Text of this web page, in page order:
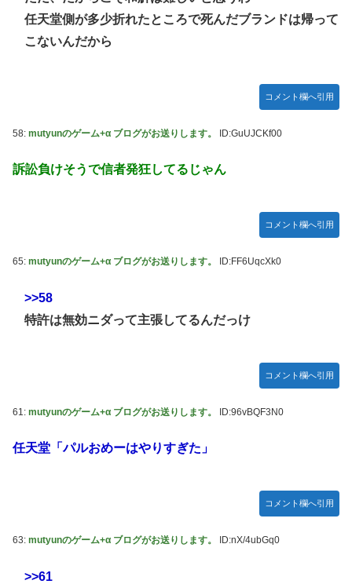
任天堂側が多少折れたところで死んだブランドは帰って
こないんだから
コメント欄へ引用
58: mutyunのゲーム+α ブログがお送りします。 ID:GuUJCKf00
訴訟負けそうで信者発狂してるじゃん
コメント欄へ引用
65: mutyunのゲーム+α ブログがお送りします。 ID:FF6UqcXk0
>>58
特許は無効ニダって主張してるんだっけ
コメント欄へ引用
61: mutyunのゲーム+α ブログがお送りします。 ID:96vBQF3N0
任天堂「パルおめーはやりすぎた」
コメント欄へ引用
63: mutyunのゲーム+α ブログがお送りします。 ID:nX/4ubGq0
>>61